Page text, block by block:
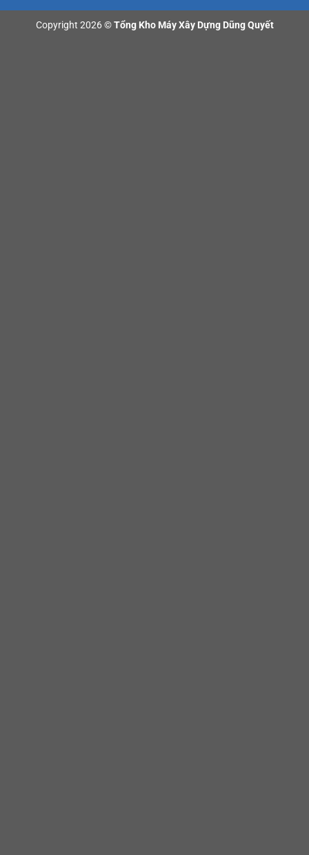
Copyright 2026 ©Tổng Kho Máy Xây Dựng Dũng Quyết